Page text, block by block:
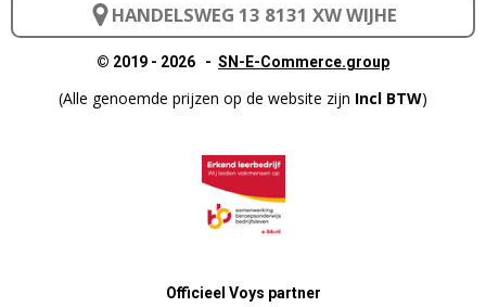
HANDELSWEG 13 8131 XW WIJHE
© 2019 - 2026 - SN-E-Commerce.group
(Alle genoemde prijzen op de website zijn Incl BTW)
Officieel Voys partner